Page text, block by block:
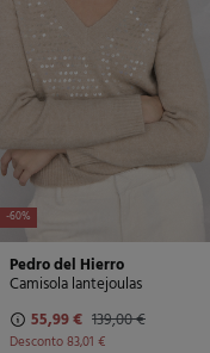
-60%
Pedro del Hierro
Camisola lantejoulas
55,99 € 139,00 €
Desconto83,01 €